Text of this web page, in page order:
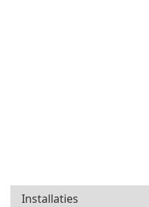
Installaties